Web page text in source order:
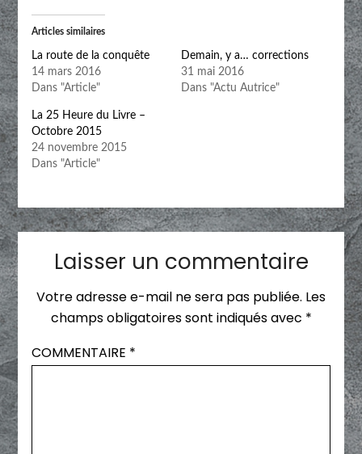
Articles similaires
La route de la conquête
14 mars 2016
Dans "Article"
Demain, y a… corrections
31 mai 2016
Dans "Actu Autrice"
La 25 Heure du Livre –
Octobre 2015
24 novembre 2015
Dans "Article"
Laisser un commentaire
Votre adresse e-mail ne sera pas publiée. Les
champs obligatoires sont indiqués avec *
COMMENTAIRE *